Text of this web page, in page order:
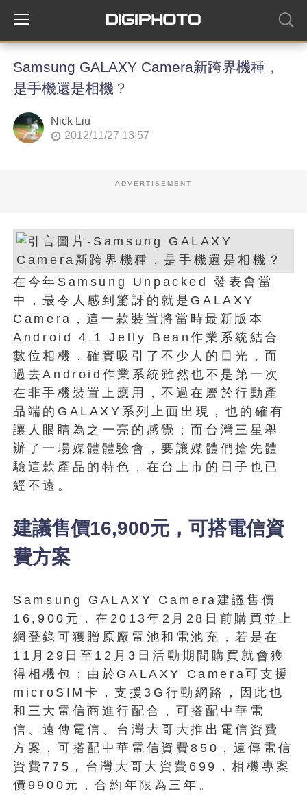
Samsung GALAXY Camera新跨界機種，
是手機還是相機？
Nick Liu
2012/11/27 13:57
ADVERTISEMENT
在今年Samsung Unpacked 發表會當
中，最令人感到驚訝的就是GALAXY
Camera，這一款裝置將當時最新版本
Android 4.1 Jelly Bean作業系統結合
數位相機，確實吸引了不少人的目光，而
過去Android作業系統雖然也不是第一次
在非手機裝置上應用，不過在屬於行動產
品端的GALAXY系列上面出現，也的確有
讓人眼睛為之一亮的感覺；而台灣三星舉
辦了一場媒體體驗會，要讓媒體們搶先體
驗這款產品的特色，在台上市的日子也已
經不遠。
建議售價16,900元，可搭電信資
費方案
Samsung GALAXY Camera建議售價
16,900元，在2013年2月28日前購買並上
網登錄可獲贈原廠電池和電池充，若是在
11月29日至12月3日活動期間購買就會獲
得相機包；由於GALAXY Camera可支援
microSIM卡，支援3G行動網路，因此也
和三大電信商進行配合，可搭配中華電
信、遠傳電信、台灣大哥大推出電信資費
方案，可搭配中華電信資費850，遠傳電信
資費775，台灣大哥大資費699，相機專案
價9900元，合約年限為三年。